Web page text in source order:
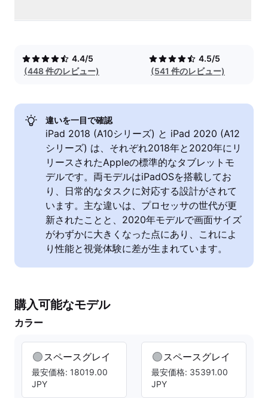
4.4/5
(448 件のレビュー)
4.5/5
(541 件のレビュー)
違いを一目で確認
iPad 2018 (A10シリーズ) と iPad 2020 (A12
シリーズ) は、それぞれ2018年と2020年にリ
リースされたAppleの標準的なタブレットモ
デルです。両モデルはiPadOSを搭載してお
り、日常的なタスクに対応する設計がされて
います。主な違いは、プロセッサの世代が更
新されたことと、2020年モデルで画面サイズ
がわずかに大きくなった点にあり、これによ
り性能と視覚体験に差が生まれています。
購入可能なモデル
カラー
スペースグレイ
最安価格: 18019.00
JPY
スペースグレイ
最安価格: 35391.00
JPY